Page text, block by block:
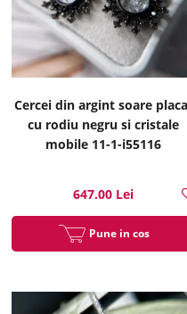
Cercei din argint soare
cu rodiu negru si cristale
mobile 11-1-i55116
647.00 Lei
Pune in cos